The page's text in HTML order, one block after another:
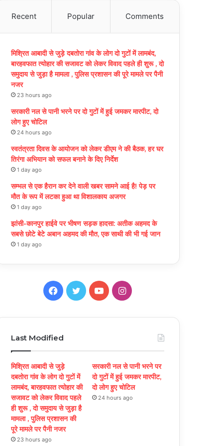
Recent Popular Comments
मिश्रित आबादी से जुड़े दबतोरा गांव के लोग दो गुटों में लामबंद,
बारहवफात त्योहार की सजावट को लेकर विवाद पहले ही शुरू , दो
समुदाय से जुड़ा है मामला , पुलिस प्रशासन की पूरे मामले पर पैनी
नजर
23 hours ago
सरकारी नल से पानी भरने पर दो गुटों में हुई जमकर मारपीट, दो
लोग हुए चोटिल
24 hours ago
स्वतंत्रता दिवस के आयोजन को लेकर डीएम ने की बैठक, हर घर
तिरंगा अभियान को सफल बनाने के दिए निर्देश
1 day ago
सम्भल से एक हैरान कर देने वाली खबर सामने आई है! पेड़ पर
मौत के रूप में लटका हुआ था विशालकाय अजगर
1 day ago
झांसी-कानपुर हाईवे पर भीषण सड़क हादसा: अतीक अहमद के
सबसे छोटे बेटे अबान अहमद की मौत, एक साथी की भी गई जान
1 day ago
Facebook
TwitterYouTubeInstagram
Last Modified
मिश्रित आबादी से जुड़े
दबतोरा गांव के लोग दो गुटों में
लामबंद, बारहवफात त्योहार की
सजावट को लेकर विवाद पहले
ही शुरू , दो समुदाय से जुड़ा है
मामला , पुलिस प्रशासन की
पूरे मामले पर पैनी नजर
23 hours ago
सरकारी नल से पानी भरने पर
दो गुटों में हुई जमकर मारपीट,
दो लोग हुए चोटिल
24 hours ago